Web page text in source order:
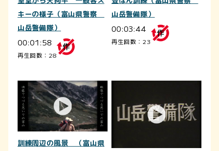
キーの様子（富山県警察
山岳警備隊）
00:01:58
再生回数：28
山岳警備隊）
00:03:44
再生回数：23
訓練周辺の風景 （富山県